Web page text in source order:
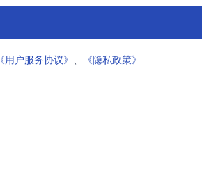
《用户服务协议》 、 《隐私政策》